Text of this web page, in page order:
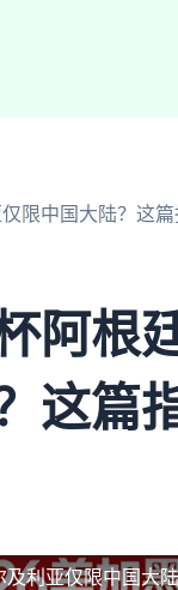
限中国大陆？这
阿根
这篇
利亚仅限中国大陆